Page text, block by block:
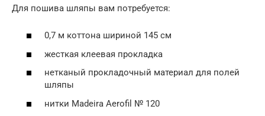
Для пошива шляпы вам потребуется:
0,7 м коттона шириной 145 см
жесткая клеевая прокладка
нетканый прокладочный материал для полей
шляпы
нитки Madeira Aerofil № 120